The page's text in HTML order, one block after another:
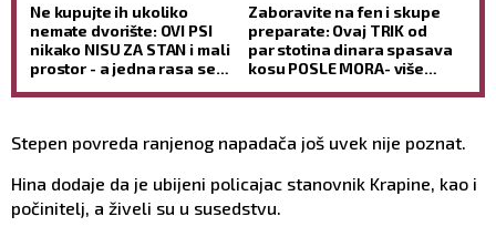
Ne kupujte ih ukoliko
nemate dvorište: OVI PSI
nikako NISU ZA STAN i mali
prostor - a jedna rasa se
Zaboravite na fen i skupe
preparate: Ovaj TRIK od
par stotina dinara spasava
kosu POSLE MORA- više
Stepen povreda ranjenog napadača još uvek nije poznat.
Hina dodaje da je ubijeni policajac stanovnik Krapine, kao i
počinitelj, a živeli su u susedstvu.